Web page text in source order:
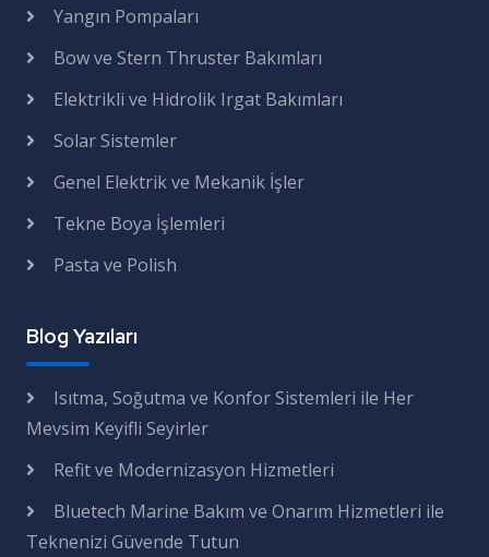
Yangın Pompaları
Bow ve Stern Thruster Bakımları
Elektrikli ve Hidrolik Irgat Bakımları
Solar Sistemler
Genel Elektrik ve Mekanik İşler
Tekne Boya İşlemleri
Pasta ve Polish
Blog Yazıları
Isıtma, Soğutma ve Konfor Sistemleri ile Her
Mevsim Keyifli Seyirler
Refit ve Modernizasyon Hizmetleri
Bluetech Marine Bakım ve Onarım Hizmetleri ile
Teknenizi Güvende Tutun